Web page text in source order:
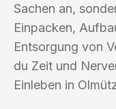
Sachen an,
Einpacken,
Entsorgung von
du Zeit und
Einleben in